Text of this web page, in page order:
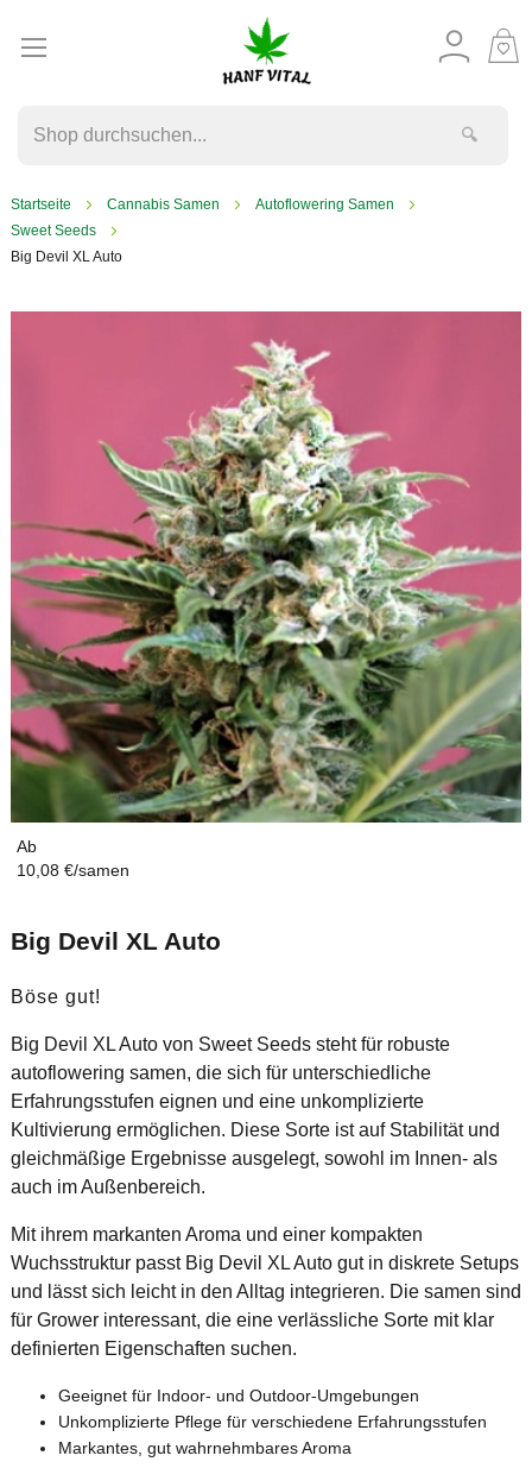
🔍
Startseite Cannabis Samen
Autoflowering Samen
Sweet Seeds
Big Devil XL Auto
Ab
10,08 €/samen
Big Devil XL Auto
Böse gut!
Big Devil XL Auto von Sweet Seeds steht für robuste
autoflowering samen, die sich für unterschiedliche
Erfahrungsstufen eignen und eine unkomplizierte
Kultivierung ermöglichen. Diese Sorte ist auf Stabilität und
gleichmäßige Ergebnisse ausgelegt, sowohl im Innen- als
auch im Außenbereich.
Mit ihrem markanten Aroma und einer kompakten
Wuchsstruktur passt Big Devil XL Auto gut in diskrete Setups
und lässt sich leicht in den Alltag integrieren. Die samen sind
für Grower interessant, die eine verlässliche Sorte mit klar
definierten Eigenschaften suchen.
Geeignet für Indoor- und Outdoor-Umgebungen
Unkomplizierte Pflege für verschiedene Erfahrungsstufen
Markantes, gut wahrnehmbares Aroma